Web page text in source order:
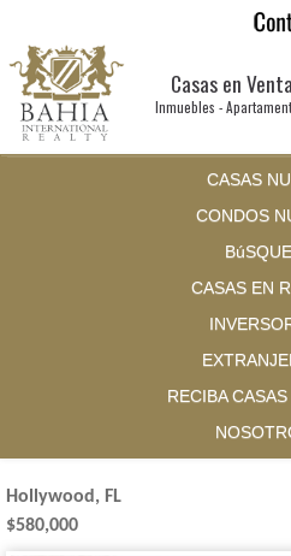
Casas en
Inmuebles -
CASAS
CONDOS
CASAS EN
RECIBA
Hollywood, FL
$580,000